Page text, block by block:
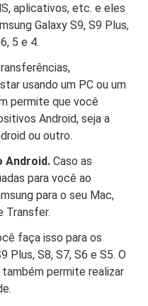
aplicativos, etc. e eles
Galaxy S9, S9 Plus,
5 e 4.
usando um PC ou um
permite que você
Android, seja a
ou outro.
Android. Caso as
para você ao
para o seu Mac,
Transfer.
faça isso para os
Plus, S8, S7, S6 e S5. O
permite realizar